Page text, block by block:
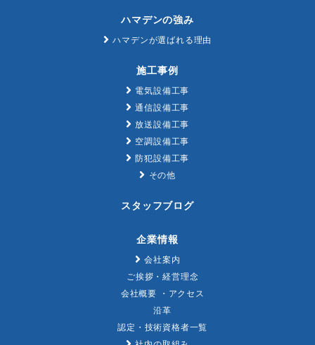
ハマデンの強み
ハマデンが選ばれる理由
施工事例
電気設備工事
通信設備工事
放送設備工事
空調設備工事
防犯設備工事
その他
スタッフブログ
企業情報
会社案内
ご挨拶・経営理念
会社概要 ・アクセス
沿革
認定・技術資格者一覧